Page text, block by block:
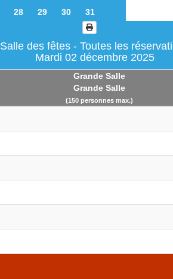
28 29 30 31
Salle des fêtes - Toutes les
Mardi 02 décembre 2025
Grande Salle
Grande Salle
(150 personnes max.)